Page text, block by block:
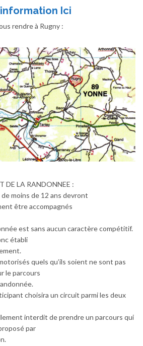
Ici
rendre à Rugny :
DE LA RANDONNEE :
moins de 12 ans devront
être accompagnés
est sans aucun caractère compétitif.
établi
quels qu’ils soient ne sont pas
le parcours
choisira un circuit parmi les deux
interdit de prendre un parcours qui
par